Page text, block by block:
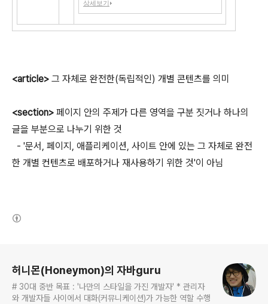
상세보기
<article> 그 자체로 완전한(독립적인) 개별 콘텐츠를 의미
<section> 페이지 안의 주제가 다른 영역을 구분 짓거나 하나의
글을 부분으로 나누기 위한 것
- '문서, 페이지, 애플리케이션, 사이트 안에 있는 그 자체로 완전
한 개별 컨텐츠로 배포하거나 재사용하기 위한 것'이 아님
허니몬(Honeymon)의 자바guru
# 30대 중반 목표 : '나만의 스타일을 가진 개발자' * 관리자
와 개발자들 사이에서 대화(커뮤니케이션)가 가능한 역할 수행